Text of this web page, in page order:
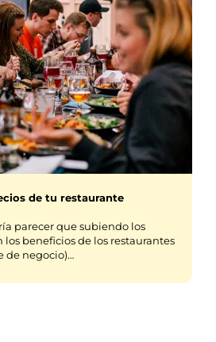
de tu restaurante
parecer que subiendo los
beneficios de los restaurantes
de negocio)…